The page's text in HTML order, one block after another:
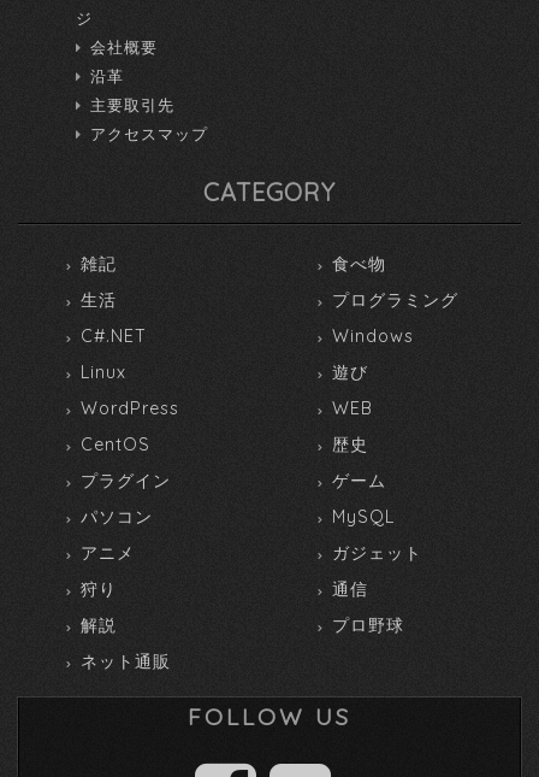
ジ
会社概要
沿革
主要取引先
アクセスマップ
CATEGORY
雑記
食べ物
生活
プログラミング
C#.NET
Windows
Linux
遊び
WordPress
WEB
CentOS
歴史
プラグイン
ゲーム
パソコン
MySQL
アニメ
ガジェット
狩り
通信
解説
プロ野球
ネット通販
FOLLOW US